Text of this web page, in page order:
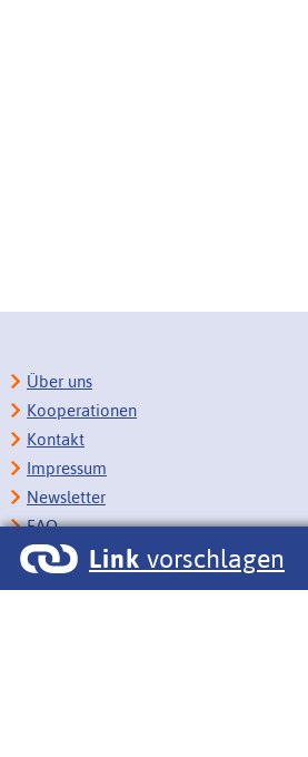
Link vorschlagen
Über uns
Kooperationen
Kontakt
Impressum
Newsletter
FAQ
Copyright